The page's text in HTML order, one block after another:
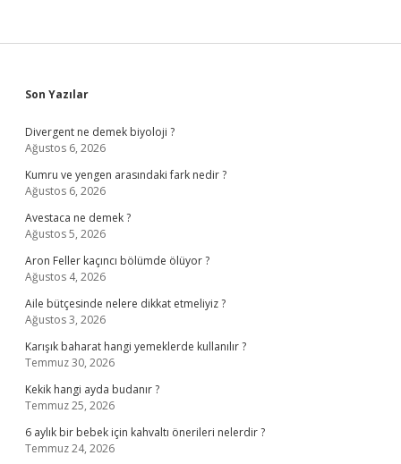
Sidebar
Son Yazılar
Divergent ne demek biyoloji ?
Ağustos 6, 2026
Kumru ve yengen arasındaki fark nedir ?
Ağustos 6, 2026
Avestaca ne demek ?
Ağustos 5, 2026
Aron Feller kaçıncı bölümde ölüyor ?
Ağustos 4, 2026
Aile bütçesinde nelere dikkat etmeliyiz ?
Ağustos 3, 2026
Karışık baharat hangi yemeklerde kullanılır ?
Temmuz 30, 2026
Kekik hangi ayda budanır ?
Temmuz 25, 2026
6 aylık bir bebek için kahvaltı önerileri nelerdir ?
Temmuz 24, 2026